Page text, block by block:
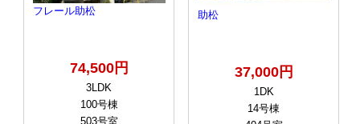
フレール助松
74,500円
3LDK
100号棟
503号室
助松
37,000円
1DK
14号棟